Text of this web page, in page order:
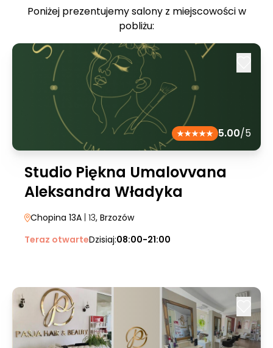
Poniżej prezentujemy salony z miejscowości w
pobliżu:
5.00/5
Studio Piękna Umalovvana
Aleksandra Władyka
Chopina 13A | 13, Brzozów
Teraz otwarteDzisiaj:08:00-21:00